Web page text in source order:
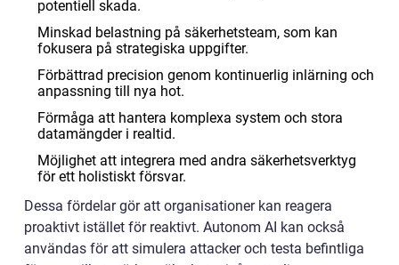
potentiell skada.
Minskad belastning på säkerhetsteam, som kan
fokusera på strategiska uppgifter.
Förbättrad precision genom kontinuerlig inlärning och
anpassning till nya hot.
Förmåga att hantera komplexa system och stora
datamängder i realtid.
Möjlighet att integrera med andra säkerhetsverktyg
för ett holistiskt försvar.
Dessa fördelar gör att organisationer kan reagera
proaktivt istället för reaktivt. Autonom AI kan också
användas för att simulera attacker och testa befintliga